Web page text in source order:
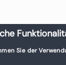
Sie der